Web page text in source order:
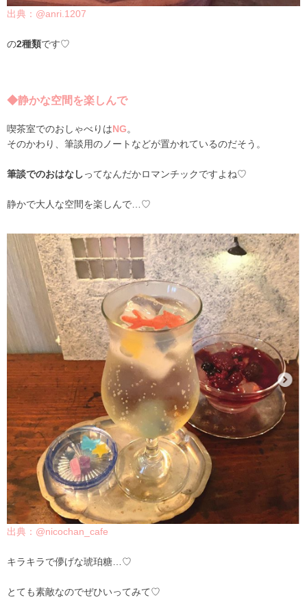
出典：@anri.1207
の2種類です♡
◆静かな空間を楽しんで
喫茶室でのおしゃべりはNG。
そのかわり、筆談用のノートなどが置かれているのだそう。
筆談でのおはなしってなんだかロマンチックですよね♡
静かで大人な空間を楽しんで…♡
出典：@nicochan_cafe
キラキラで儚げな琥珀糖…♡
とても素敵なのでぜひいってみて♡